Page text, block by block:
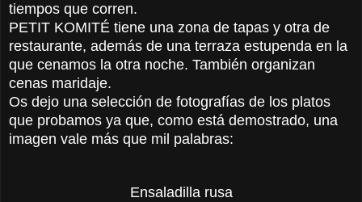
tiempos que corren.
PETIT KOMITÉ tiene una zona de tapas y otra de
restaurante, además de una terraza estupenda en la
que cenamos la otra noche. También organizan
cenas maridaje.
Os dejo una selección de fotografías de los platos
que probamos ya que, como está demostrado, una
imagen vale más que mil palabras:
Ensaladilla rusa